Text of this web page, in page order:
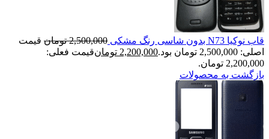
قاب نوکیا N73 بدون شاسی رنگ مشکی 2,500,000 تومان قیمت
اصلی: 2,500,000 تومان بود.
2,200,000 تومانقیمت فعلی:
2,200,000 تومان.
بازگشت به محصولات